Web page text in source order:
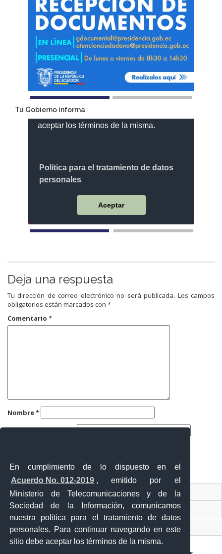
En cumplimiento de lo dispuesto en el
Acuerdo No. 012-2019 , emitido por el
Ministerio de Telecomunicaciones y de la
Sociedad de la Información, comunicamos
nuestra política para el tratamiento de datos
personales. Para continuar navegando en este
sitio debe aceptar los términos de la misma.
Tu Gobierno informa
Deja una respuesta
Tu dirección de correo electrónico no será publicada. Los campos
obligatorios están marcados con *
Comentario *
Nombre*
Correo electrónico*
Contacto Ciudadano
Ventanilla Única de Comercio Exterior
Sistema Nacional de Información (SNI)